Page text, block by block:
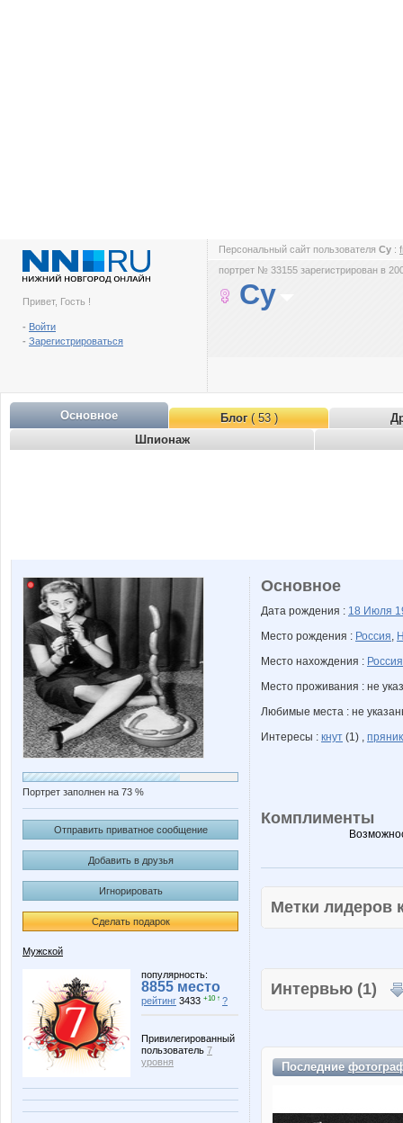
Привет, Гость !
- Войти
- Зарегистрироваться
Персональный сайт пользователя Су :
портрет № 33155 зарегистрирован в
Су
Основное Блог( 53 )
Шпионаж
Портрет заполнен на 73 %
Отправить приватное сообщение
Добавить в друзья
Игнорировать
Сделать подарок
Мужской
популярность:
8855 место
рейтинг 3433 +10 ↑ ?
Привилегированный
пользователь 7
уровня
Основное
Дата рождения : 18 Июля
Место рождения : Россия,
Место нахождения : Россия
Место проживания : не
Любимые места : не
Интересы : кнут (1) , пряник
Комплименты
Метки
Интервью (1)
Последние